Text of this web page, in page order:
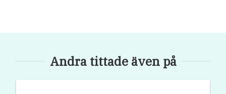
Andra tittade även på